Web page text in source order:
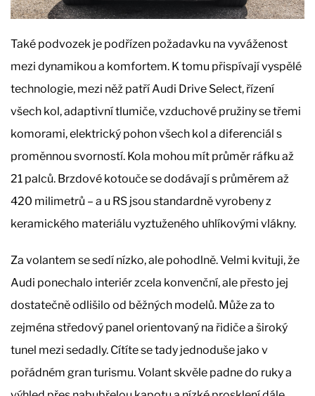
Také podvozek je podřízen požadavku na vyváženost
mezi dynamikou a komfortem. K tomu přispívají vyspělé
technologie, mezi něž patří Audi Drive Select, řízení
všech kol, adaptivní tlumiče, vzduchové pružiny se třemi
komorami, elektrický pohon všech kol a diferenciál s
proměnnou svorností. Kola mohou mít průměr ráfku až
21 palců. Brzdové kotouče se dodávají s průměrem až
420 milimetrů – a u RS jsou standardně vyrobeny z
keramického materiálu vyztuženého uhlíkovými vlákny.
Za volantem se sedí nízko, ale pohodlně. Velmi kvituji, že
Audi ponechalo interiér zcela konvenční, ale přesto jej
dostatečně odlišilo od běžných modelů. Může za to
zejména středový panel orientovaný na řidiče a široký
tunel mezi sedadly. Cítíte se tady jednoduše jako v
pořádném gran turismu. Volant skvěle padne do ruky a